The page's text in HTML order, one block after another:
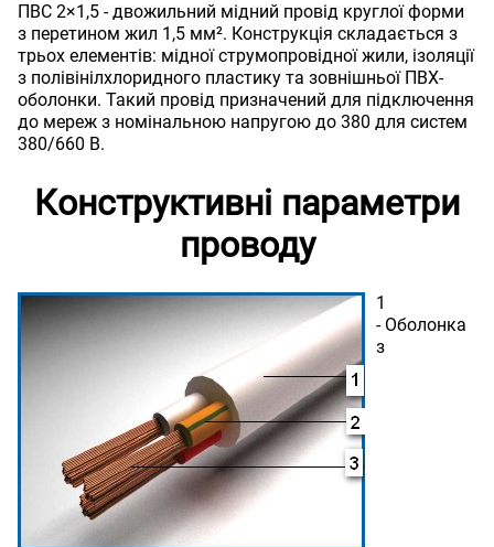
ПВС 2×1,5 - двожильний мідний провід круглої форми
з перетином жил 1,5 мм². Конструкція складається з
трьох елементів: мідної струмопровідної жили, ізоляції
з полівінілхлоридного пластику та зовнішньої ПВХ-
оболонки. Такий провід призначений для підключення
до мереж з номінальною напругою до 380 для систем
380/660 В.
Конструктивні параметри
проводу
1
- Оболонка
з